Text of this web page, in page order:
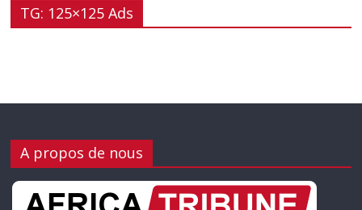
TG: 125×125 Ads
A propos de nous